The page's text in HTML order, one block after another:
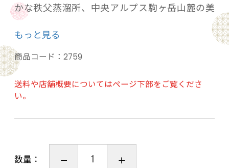
かな秩父蒸溜所、中央アルプス駒ヶ岳山麓の美
しい森に囲まれたマルス信州蒸溜所。
この二つの環境で熟成を重ねた原酒はそれぞれ
の地でブレンドされ、新たな二つの個性となっ
て表現されました。
柔らかく透明感のあるフルーティーさ、そして
少しずつ丁寧に重ねた香りの層が、深みとなっ
フィルター・ナチュラルカラーでボトリング。
様々な可能性を秘めたジャパニーズウイスキー
もっと見る
商品コード： 2759
送料や店舗概要についてはページ下部をご覧くださ
い。
数量：